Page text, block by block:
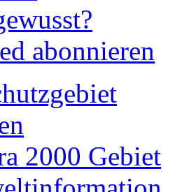
abonnieren
2000 Gebiet